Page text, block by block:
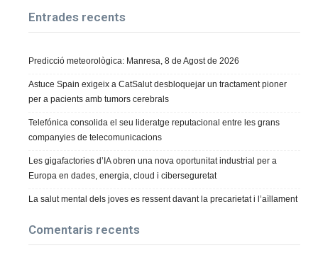
Entrades recents
Predicció meteorològica: Manresa, 8 de Agost de 2026
Astuce Spain exigeix a CatSalut desbloquejar un tractament pioner
per a pacients amb tumors cerebrals
Telefónica consolida el seu lideratge reputacional entre les grans
companyies de telecomunicacions
Les gigafactories d’IA obren una nova oportunitat industrial per a
Europa en dades, energia, cloud i ciberseguretat
La salut mental dels joves es ressent davant la precarietat i l’aïllament
Comentaris recents